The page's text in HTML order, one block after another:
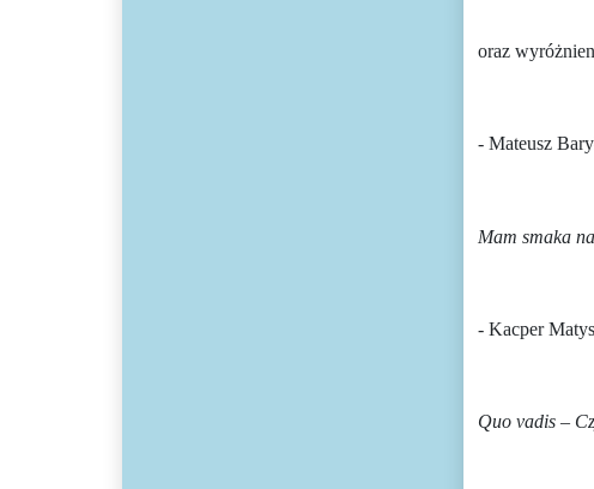
oraz
- Mateusz
Mam smaka
- Kacper
Quo vadis –